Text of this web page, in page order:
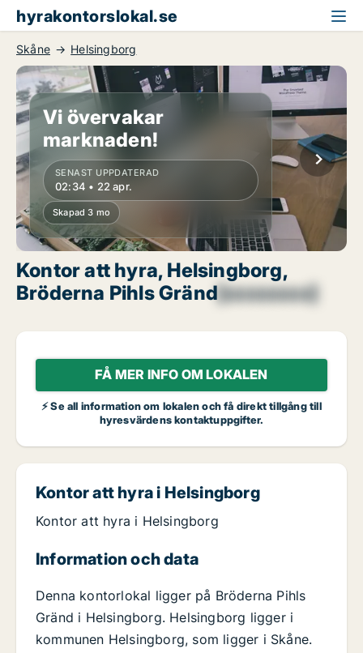
hyrakontorslokal.se
Skåne Helsingborg
Vi övervakar
marknaden!
SENAST UPPDATERAD
02:34 • 22 apr.
Skapad 3 mo
Kontor att hyra, Helsingborg,
Bröderna Pihls Gränd[xxxxxxxx]
FÅ MER INFO OM LOKALEN
⚡ Se all information om lokalen och få direkt tillgång till
hyresvärdens kontaktuppgifter.
Kontor att hyra i Helsingborg
Kontor att hyra i Helsingborg
Information och data
Denna kontorlokal ligger på Bröderna Pihls
Gränd i Helsingborg. Helsingborg ligger i
kommunen Helsingborg, som ligger i Skåne.